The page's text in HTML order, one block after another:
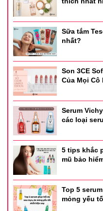
HƯỚNG DẪN SỬ DỤNG:
➖ Làm ướt cô bé
➖ Đổ 1 ít ddvs ra tay, tạo
massage 10-20s
➖Rửa sạch bằng nước và lau
➖ Không nên dùng quá
dùng 1 lần
➖Khi rụng dâu hoặc bị ra
Sữa tắm
nhất?
Son 3CE
Của Mọi Cô
Serum
các loại
5 tips khắc
mũ bảo
Top 5
mỏng yếu